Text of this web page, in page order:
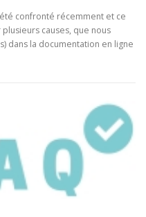
confronté récemment et ce
causes, que nous
dans la documentation en ligne